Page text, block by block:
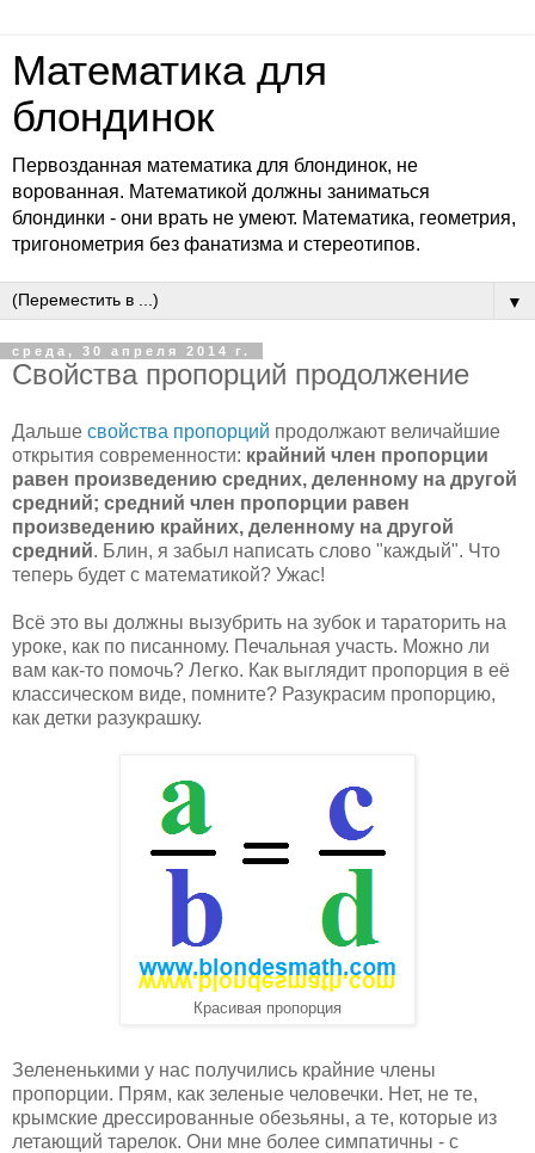
Математика для
блондинок
Первозданная математика для блондинок, не
ворованная. Математикой должны заниматься
блондинки - они врать не умеют. Математика, геометрия,
тригонометрия без фанатизма и стереотипов.
▼
среда, 30 апреля 2014 г.
Свойства пропорций продолжение
Дальше свойства пропорций продолжают величайшие
открытия современности: крайний член пропорции
равен произведению средних, деленному на другой
средний; средний член пропорции равен
произведению крайних, деленному на другой
средний. Блин, я забыл написать слово "каждый". Что
теперь будет с математикой? Ужас!
Всё это вы должны вызубрить на зубок и тараторить на
уроке, как по писанному. Печальная участь. Можно ли
вам как-то помочь? Легко. Как выглядит пропорция в её
классическом виде, помните? Разукрасим пропорцию,
как детки разукрашку.
Красивая пропорция
Зелененькими у нас получились крайние члены
пропорции. Прям, как зеленые человечки. Нет, не те,
крымские дрессированные обезьяны, а те, которые из
летающий тарелок. Они мне более симпатичны - с